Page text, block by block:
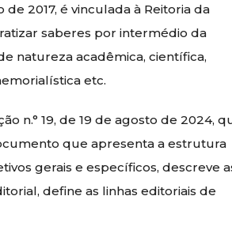
de 2017, é vinculada à Reitoria da
saberes por intermédio da
natureza acadêmica, científica,
etc.
n.° 19, de 19 de agosto de 2024,
que apresenta a estrutura
gerais e específicos, descreve
define as linhas editoriais de